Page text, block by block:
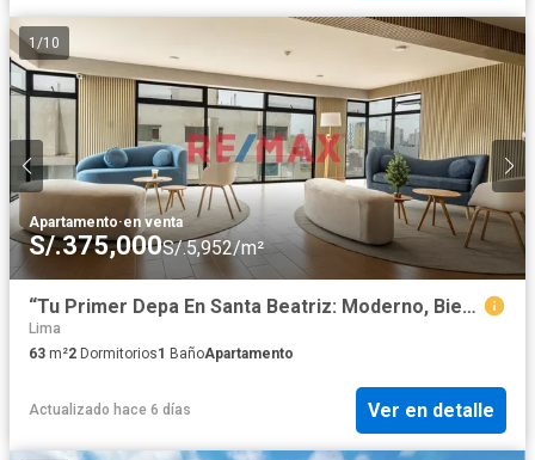
1 /10
Apartamento·en venta
S/.375,000S/.5,952/m²
“Tu Primer Depa En Santa Beatriz: Moderno, Bien Ubicado Y Sin Impuesto De Alcabala”
Lima
63 m²2 Dormitorios1 BañoApartamento
Actualizado hace 6 días Ver en detalle